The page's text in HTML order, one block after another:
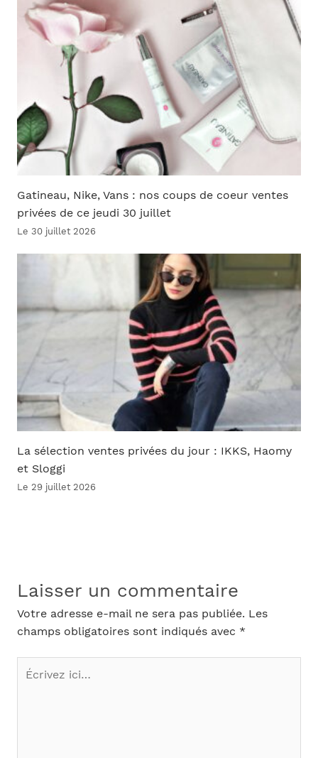
Gatineau, Nike, Vans : nos coups de coeur ventes
privées de ce jeudi 30 juillet
Le 30 juillet 2026
La sélection ventes privées du jour : IKKS, Haomy
et Sloggi
Le 29 juillet 2026
Laisser un commentaire
Votre adresse e-mail ne sera pas publiée. Les
champs obligatoires sont indiqués avec *
Écrivez